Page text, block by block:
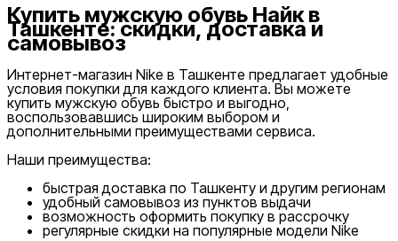
Купить мужскую обувь Найк в
Ташкенте: скидки, доставка и
самовывоз
Интернет-магазин Nike в Ташкенте предлагает удобные
условия покупки для каждого клиента. Вы можете
купить мужскую обувь быстро и выгодно,
воспользовавшись широким выбором и
дополнительными преимуществами сервиса.
Наши преимущества:
быстрая доставка по Ташкенту и другим регионам
удобный самовывоз из пунктов выдачи
возможность оформить покупку в рассрочку
регулярные скидки на популярные модели Nike